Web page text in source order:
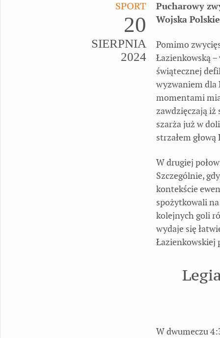
SPORT
20
SIERPNIA
2024
Pucharowy
Wojska
Pomimo
Łazienkowską
świątecznej
wyzwaniem dla
momentami
zawdzięczają iż
szarża już w
strzałem
W drugiej
Szczególnie,
kontekście
spożytkowali
kolejnych goli
wydaje się
Łazienkowskiej
W dwumeczu